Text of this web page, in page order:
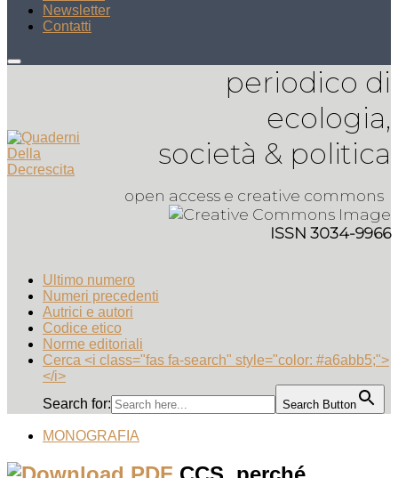
Newsletter
Contatti
periodico di
ecologia,
società & politica
open access e creative commons
ISSN 3034-9966
Ultimo numero
Numeri precedenti
Autrici e autori
Codice etico
Norme editoriali
Cerca <i class="fas fa-search" style="color: #a6abb5;">
</i>
Search for:
Search Button
MONOGRAFIA